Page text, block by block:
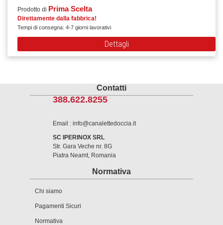
Prodotto di Prima Scelta
Direttamente dalla fabbrica!
Tempi di consegna: 4-7 giorni lavorativi
Dettagli
Contatti
388.622.8255
Email : info@canalettedoccia.it
SC IPERINOX SRL
Str. Gara Veche nr. 8G
Piatra Neamt, Romania
Normativa
Chi siamo
Pagamenti Sicuri
Normativa